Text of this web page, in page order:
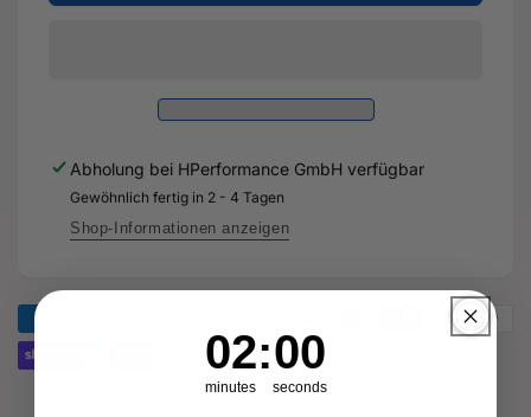
407
183
-
Original
Ersatzteil
8S0
407
B
-
Original
Abholung bei HPerformance GmbH verfügbar
Gewöhnlich fertig in 2 - 4 Tagen
Shop-Informationen anzeigen
Countdown ends in:
1
01
minutes
: 58
58
seconds